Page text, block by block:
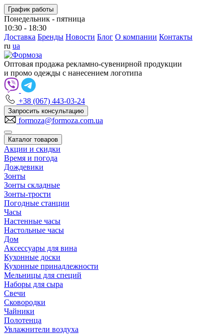
График работы
Понедельник - пятница
10:30 - 18:30
Доставка Бренды Новости Блог О компании Контакты
ru ua
Оптовая продажа рекламно-сувенирной продукции
и промо одежды с нанесением логотипа
+38 (067) 443-03-24
Запросить консультацию
formoza@formoza.com.ua
Каталог товаров
Акции и скидки
Время и погода
Дождевики
Зонты
Зонты складные
Зонты-трости
Погодные станции
Часы
Настенные часы
Настольные часы
Дом
Аксессуары для вина
Кухонные доски
Кухонные принадлежности
Мельницы для специй
Наборы для сыра
Свечи
Сковородки
Чайники
Полотенца
Увлажнители воздуха